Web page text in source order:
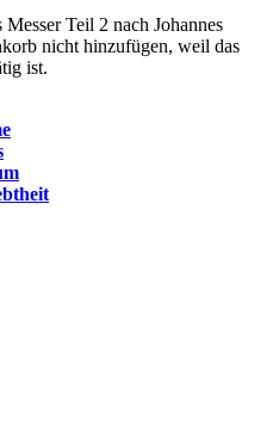
Teil 2 nach Johannes
nicht hinzufügen, weil das
ist.